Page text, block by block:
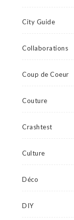
City Guide
Collaborations
Coup de Coeur
Couture
Crashtest
Culture
Déco
DIY